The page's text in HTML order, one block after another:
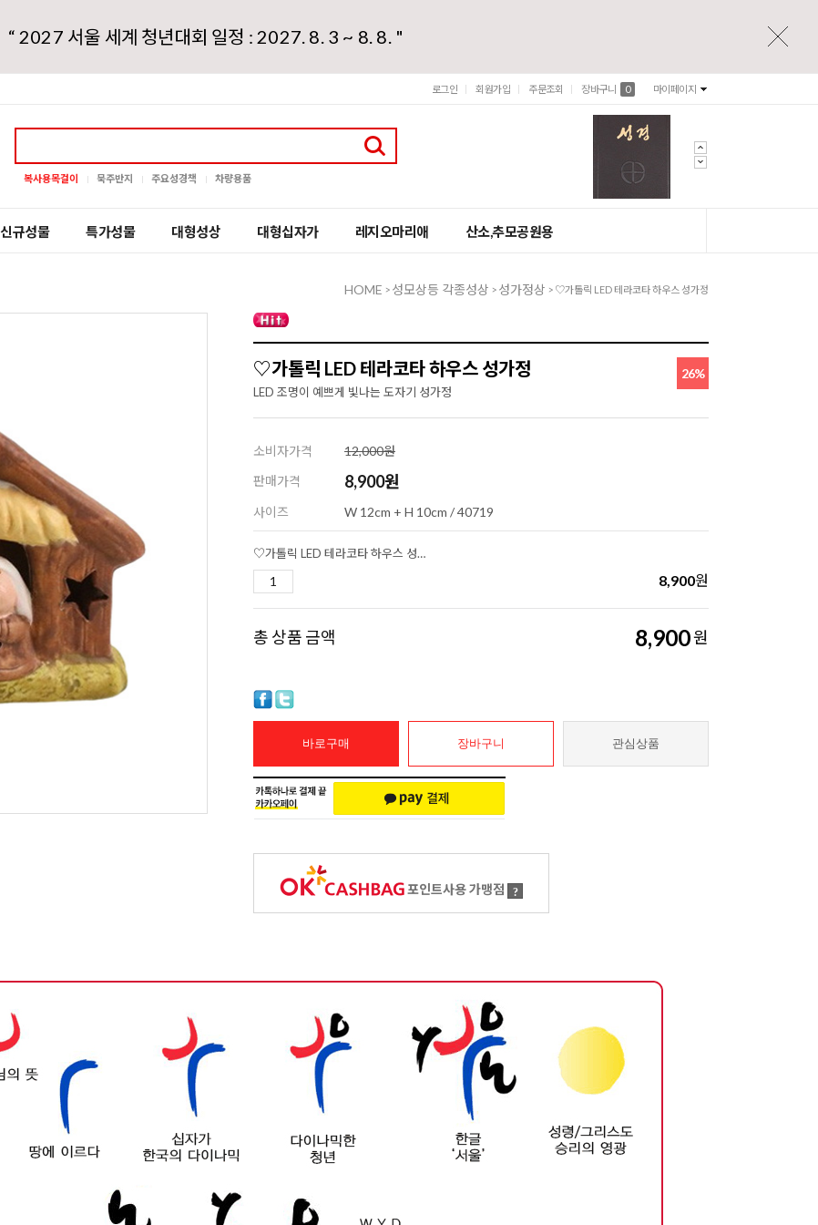
“ 2027 서울 세계 청년대회 일정 : 2027. 8. 3 ~ 8. 8. "
로그인 회원가입 주문조회 장바구니 0 마이페이지
복사용목걸이 묵주반지 주요성경책 차량용품
신규성물 특가성물 대형성상 대형십자가 레지오마리애 산소,추모공원용
HOME > 성모상등 각종성상 > 성가정상 > ♡가톨릭 LED 테라코타 하우스 성가정
♡가톨릭 LED 테라코타 하우스 성가정
LED 조명이 예쁘게 빛나는 도자기 성가정
26%
소비자가격
12,000원
판매가격
8,900원
사이즈 W 12cm + H 10cm / 40719
♡가톨릭 LED 테라코타 하우스 성가정
8,900원
총 상품 금액 8,900원
바로구매 장바구니 관심상품
포인트사용 가맹점 ?